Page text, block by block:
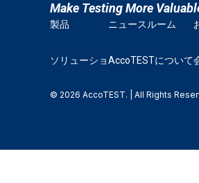
Make Testing More
製品
ソリューショ
ニュースルーム
AccoTESTについて
© 2026 AccoTEST. | All Rights